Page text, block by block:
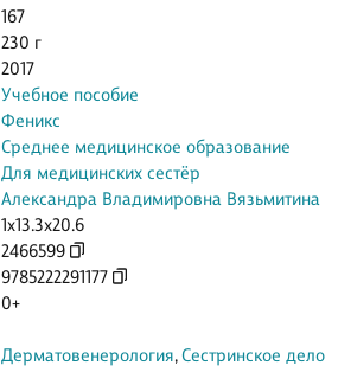
167
230 г
2017
Учебное пособие
Феникс
Среднее медицинское образование
Для медицинских сестёр
Александра Владимировна Вязьмитина
1x13.3x20.6
2466599
9785222291177
0+
Дерматовенерология,Сестринское дело